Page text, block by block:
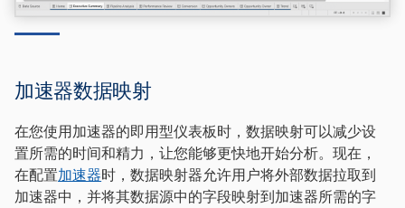
加速器数据映射、Tableau for Slack 增强
加速器数据映射
在您使用加速器的即用型仪表板时，数据映射可以减少设
置所需的时间和精力，让您能够更快地开始分析。现在，
在配置加速器时，数据映射器允许用户将外部数据拉取到
加速器中，并将其数据源中的字段映射到加速器所需的字